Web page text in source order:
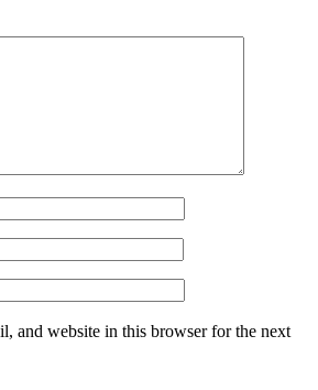
and website in this browser for the next